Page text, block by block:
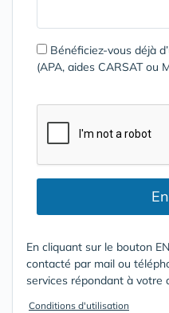
Bénéficiez-vous déjà
(APA, aides CARSAT ou
En cliquant sur le bouton
contacté par mail ou
services répondant à votre
Conditions d'utilisation